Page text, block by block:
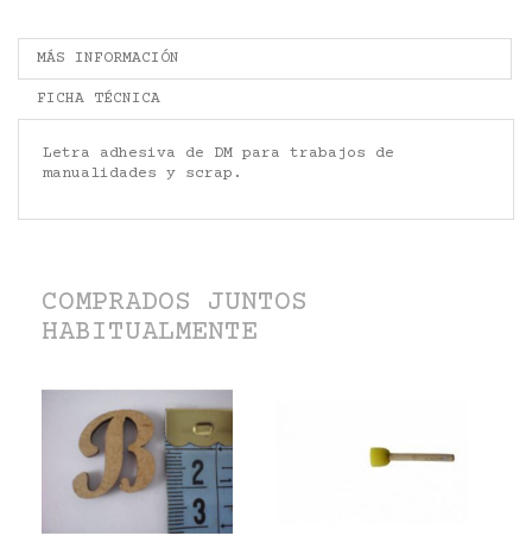
MÁS INFORMACIÓN
FICHA TÉCNICA
Letra adhesiva de DM para trabajos de
manualidades y scrap.
COMPRADOS JUNTOS
HABITUALMENTE